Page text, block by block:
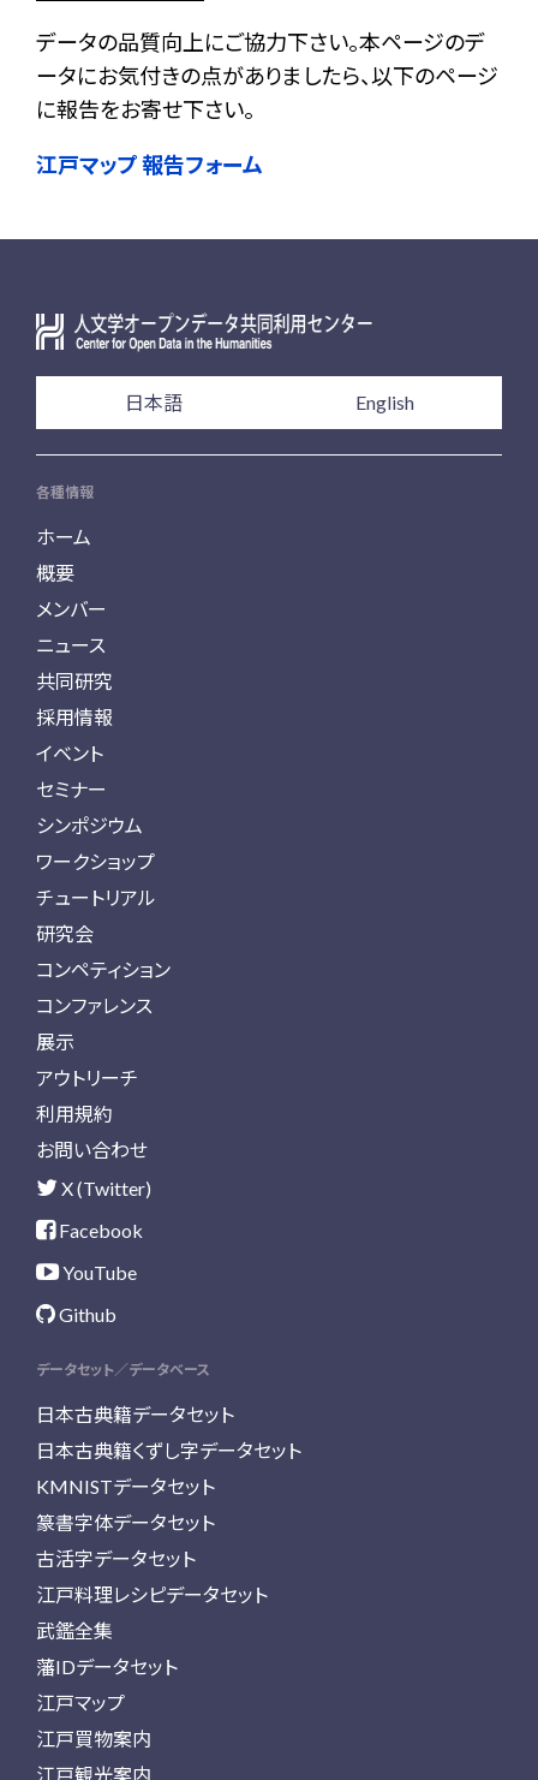
データの品質向上にご協力下さい。本ページのデ
ータにお気付きの点がありましたら、以下のページ
に報告をお寄せ下さい。
江戸マップ 報告フォーム
日本語 English
各種情報
ホーム
概要
メンバー
ニュース
共同研究
採用情報
イベント
セミナー
シンポジウム
ワークショップ
チュートリアル
研究会
コンペティション
コンファレンス
展示
アウトリーチ
利用規約
お問い合わせ
X (Twitter)
Facebook
YouTube
Github
データセット／データベース
日本古典籍データセット
日本古典籍くずし字データセット
KMNISTデータセット
篆書字体データセット
古活字データセット
江戸料理レシピデータセット
武鑑全集
藩IDデータセット
江戸マップ
江戸買物案内
江戸観光案内